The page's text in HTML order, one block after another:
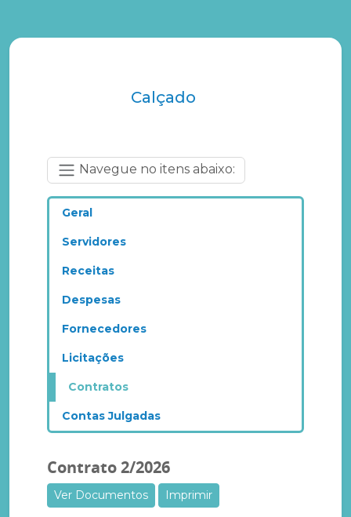
Calçado
Navegue no itens abaixo:
Geral
Servidores
Receitas
Despesas
Fornecedores
Licitações
Contratos
Contas Julgadas
Contrato 2/2026
Ver Documentos Imprimir